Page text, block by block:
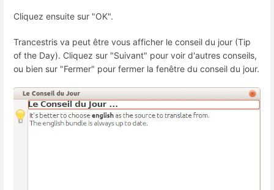
Cliquez ensuite sur "OK".
Trancestris va peut être vous afficher le conseil du jour (Tip
of the Day). Cliquez sur "Suivant" pour voir d'autres conseils,
ou bien sur "Fermer" pour fermer la fenêtre du conseil du jour.